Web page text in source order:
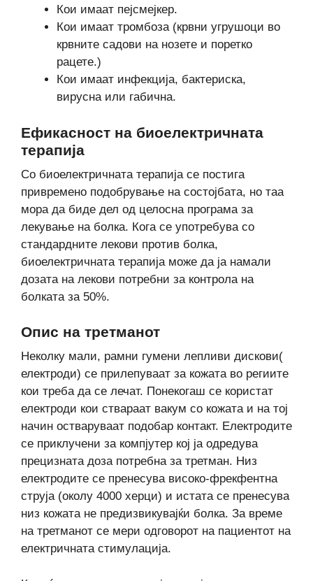
Кои имаат пејсмејкер.
Кои имаат тромбоза (крвни угрушоци во
крвните садови на нозете и поретко
рацете.)
Кои имаат инфекција, бактериска,
вирусна или габична.
Ефикасност на биоелектричната
терапија
Со биоелектричната терапија се постига
привремено подобрување на состојбата, но таа
мора да биде дел од целосна програма за
лекување на болка. Кога се употребува со
стандардните лекови против болка,
биоелектричната терапија може да ја намали
дозата на лекови потребни за контрола на
болката за 50%.
Опис на третманот
Неколку мали, рамни гумени лепливи дискови(
електроди) се прилепуваат за кожата во региите
кои треба да се лечат. Понекогаш се користат
електроди кои ствараат вакум со кожата и на тој
начин остваруваат подобар контакт. Електродите
се приклучени за компјутер кој ја одредува
прецизната доза потребна за третман. Низ
електродите се пренесува високо-фрекфентна
струја (околу 4000 херци) и истата се пренесува
низ кожата не предизвикувајќи болка. За време
на третманот се мери одговорот на пациентот на
електричната стимулација.